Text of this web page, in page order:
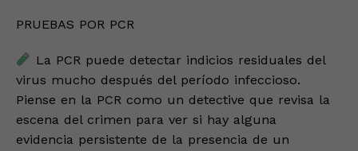
PRUEBAS POR PCR
La PCR puede detectar indicios residuales del
virus mucho después del período infeccioso.
Piense en la PCR como un detective que revisa la
escena del crimen para ver si hay alguna
evidencia persistente de la presencia de un